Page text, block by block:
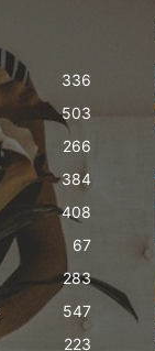
336
503
266
384
408
67
283
547
223